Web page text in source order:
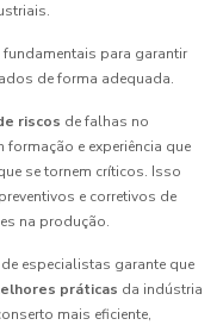
fundamentais para garantir
de forma adequada.
riscos de falhas no
e experiência que
se tornem críticos. Isso
e corretivos de
na produção.
especialistas garante que
práticas da indústria
mais eficiente,